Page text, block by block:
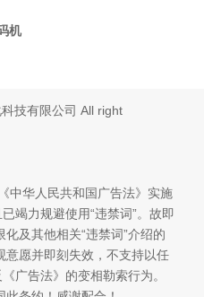
机
技有限公司 All right
中华人民共和国广告法》实施
竭力规避使用“违禁词”。故即
及其他相关“违禁词”介绍的
意愿并即刻失效，不支持以任
广告法》的变相勒索行为。